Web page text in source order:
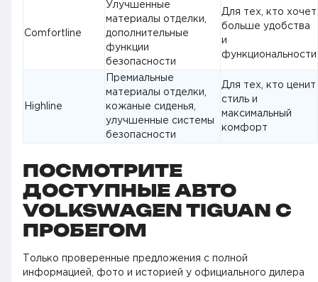
Comfortline
Улучшенные
материалы отделки,
дополнительные
функции
безопасности
Для тех, кто хочет
больше удобства
и
функциональности
Highline
Премиальные
материалы отделки,
кожаные сиденья,
улучшенные системы
безопасности
Для тех, кто ценит
стиль и
максимальный
комфорт
ПОСМОТРИТЕ
ДОСТУПНЫЕ АВТО
VOLKSWAGEN TIGUAN С
ПРОБЕГОМ
Только проверенные предложения с полной
информацией, фото и историей у официального дилера